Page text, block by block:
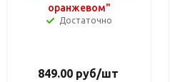
оранжевом"
Достаточно
849.00руб/шт